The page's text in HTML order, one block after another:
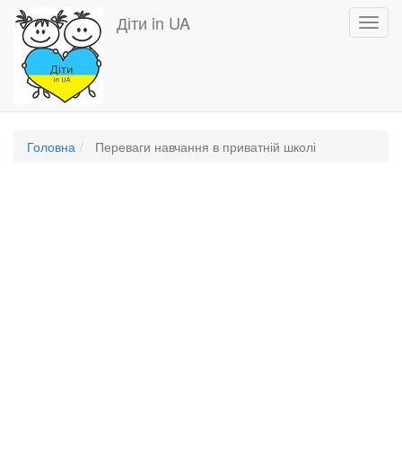
Перейти
основного
вмісту
Діти in UA
Головна Переваги навчання в приватній школі